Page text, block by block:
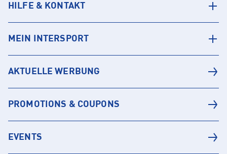
HILFE & KONTAKT
MEIN INTERSPORT
AKTUELLE WERBUNG
PROMOTIONS & COUPONS
EVENTS